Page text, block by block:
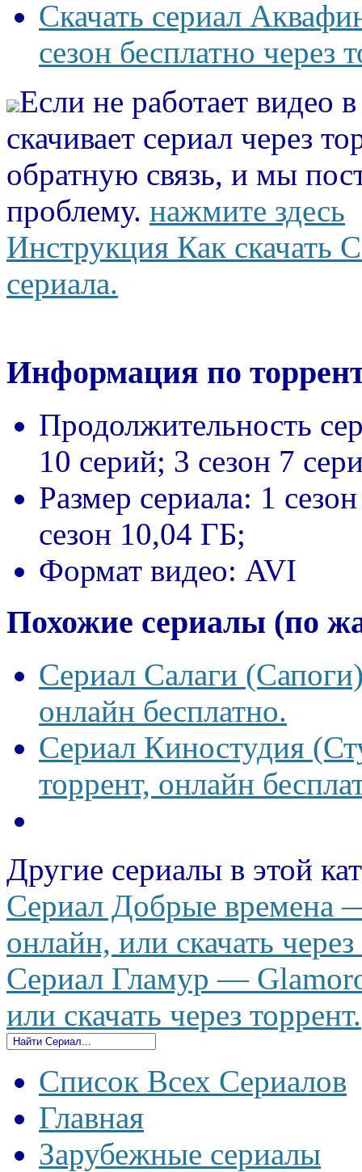
Скачать сериал
сезон бесплатно через
Если не работает видео
скачивает сериал через
обратную связь, и мы
проблему. нажмите здесь
Инструкция Как скачать
сериала.
Информация по
Продолжительность
10 серий; 3 сезон 7
Размер сериала: 1
сезон 10,04 ГБ;
Формат видео: AVI
Похожие сериалы (по
Сериал Салаги
онлайн бесплатно.
Сериал Киностудия
торрент, онлайн
Другие сериалы в этой
Сериал Добрые времена
онлайн, или скачать
Сериал Гламур —
или скачать через торрент.
Список Всех Сериалов
Главная
Зарубежные сериалы